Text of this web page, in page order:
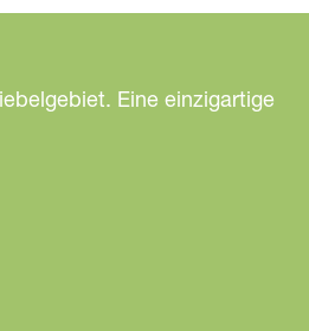
Eine einzigartige